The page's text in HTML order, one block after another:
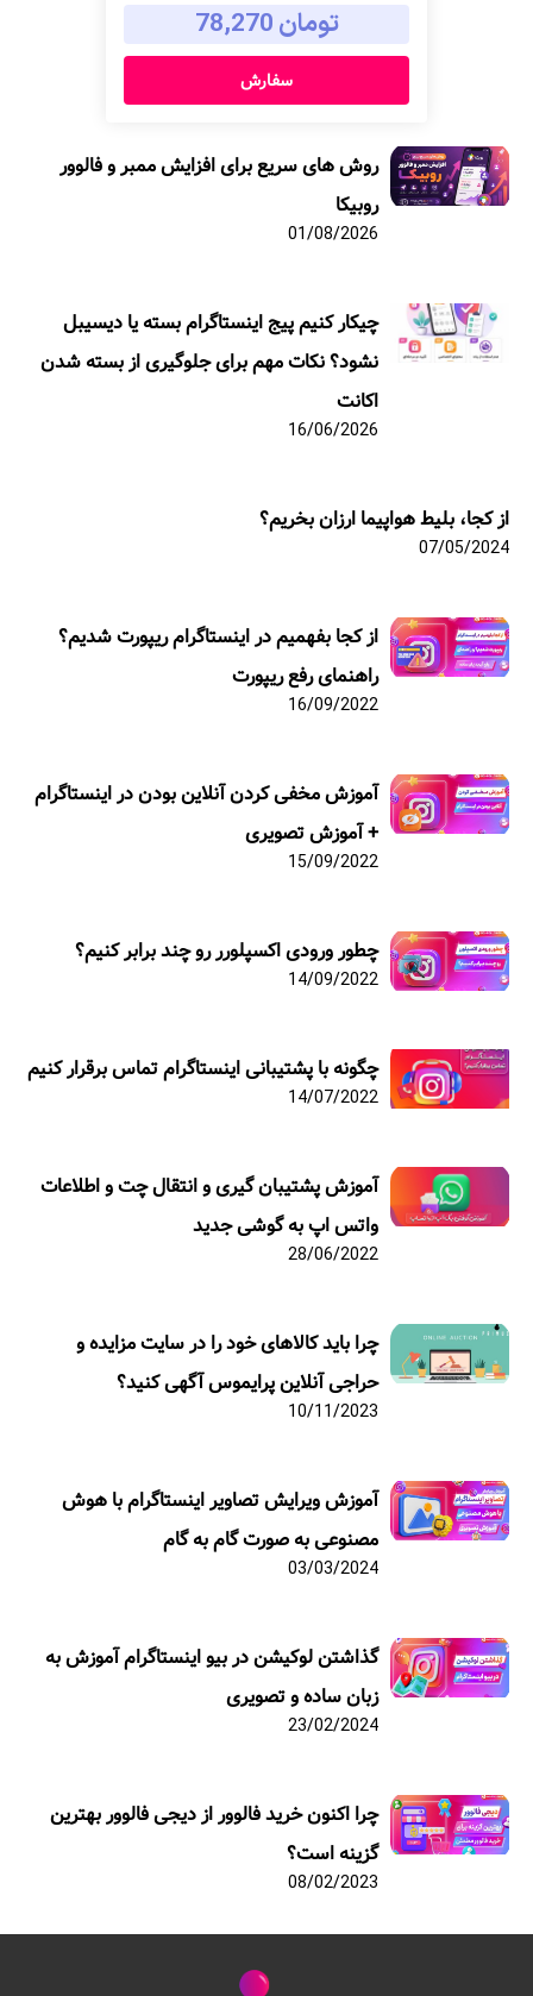
تومان 78,270
سفارش
روش های سریع برای افزایش ممبر و فالوور
روبیکا
01/08/2026
چیکار کنیم پیج اینستاگرام بسته یا دیسیبل
نشود؟ نکات مهم برای جلوگیری از بسته شدن
اکانت
16/06/2026
از کجا، بلیط هواپیما ارزان بخریم؟
07/05/2024
از کجا بفهمیم در اینستاگرام ریپورت شدیم؟
راهنمای رفع ریپورت
16/09/2022
آموزش مخفی کردن آنلاین بودن در اینستاگرام
+ آموزش تصویری
15/09/2022
چطور ورودی اکسپلورر رو چند برابر کنیم؟
14/09/2022
چگونه با پشتیبانی اینستاگرام تماس برقرار کنیم
14/07/2022
آموزش پشتیبان گیری و انتقال چت و اطلاعات
واتس اپ به گوشی جدید
28/06/2022
چرا باید کالاهای خود را در سایت مزایده و
حراجی آنلاین پرایموس آگهی کنید؟
10/11/2023
آموزش ویرایش تصاویر اینستاگرام با هوش
مصنوعی به صورت گام به گام
03/03/2024
گذاشتن لوکیشن در بیو اینستاگرام آموزش به
زبان ساده و تصویری
23/02/2024
چرا اکنون خرید فالوور از دیجی فالوور بهترین
گزینه است؟
08/02/2023